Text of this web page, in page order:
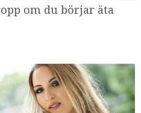
om du börjar äta